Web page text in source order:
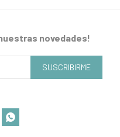
novedades!
SUSCRIBIRME
